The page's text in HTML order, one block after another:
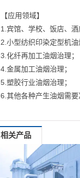
【应用领域】
1.宾馆、学校、饭店、
2.小型纺织印染定型机油
3.化纤再加工油烟治理；
4.金属加工油烟治理；
5.塑胶行业油烟治理；
6.其他各种产生油烟需要
相关产品